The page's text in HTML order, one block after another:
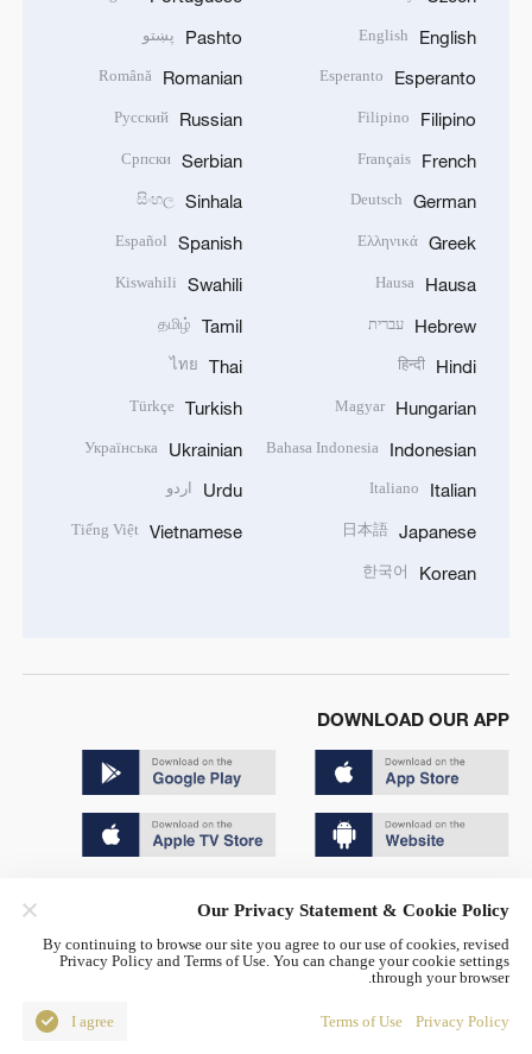
English
English
Esperanto
Esperanto
Filipino
Filipino
French
Français
German
Deutsch
Greek
Ελληνικά
Hausa
Hausa
Hebrew עברית
Hindi
हिन्दी
Hungarian
Magyar
Indonesian
Bahasa Indonesia
Italian
Italiano
Japanese
日本語
Korean
한국어
Pashto پښتو
Romanian
Română
Russian
Русский
Serbian
Српски
Sinhala
සිංහල
Spanish
Español
Swahili
Kiswahili
Tamil
தமிழ்
Thai
ไทย
Turkish
Türkçe
Ukrainian
Українська
Urdu اردو
Vietnamese
Tiếng Việt
DOWNLOAD OUR APP
京公网安备 11010502050052号
Disinformation report hotline: 010-85061466
Our Privacy Statement & Cookie Policy
By continuing to browse our site you agree to our use of cookies, revised
Privacy Policy and Terms of Use. You can change your cookie settings
through your browser.
Privacy Policy
Terms of Use
I agree